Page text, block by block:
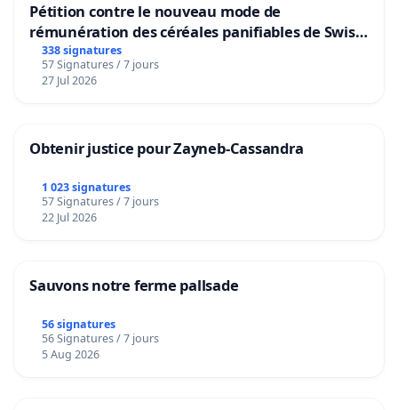
Pétition contre le nouveau mode de
rémunération des céréales panifiables de Swiss
granum basé sur la teneur en protéines
338 signatures
57 Signatures / 7 jours
27 Jul 2026
Obtenir justice pour Zayneb-Cassandra
1 023 signatures
57 Signatures / 7 jours
22 Jul 2026
Sauvons notre ferme pallsade
56 signatures
56 Signatures / 7 jours
5 Aug 2026